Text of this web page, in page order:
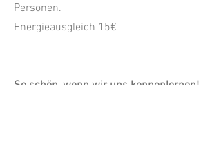
Personen.
Energieausgleich 15€
So schön, wenn wir uns kennenlernen!